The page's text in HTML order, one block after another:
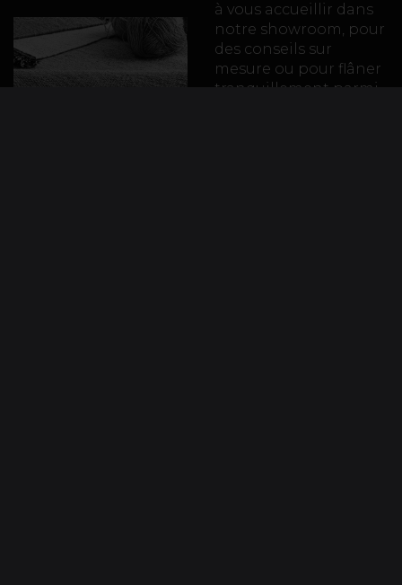
à vous accueillir dans
notre showroom, pour
des conseils sur
mesure ou pour flâner
tranquillement parmi